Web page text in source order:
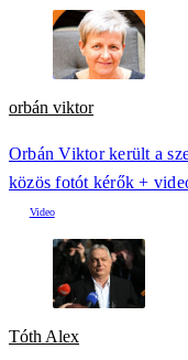
orbán viktor
Orbán Viktor került a
közös fotót kérők +
Tóth Alex